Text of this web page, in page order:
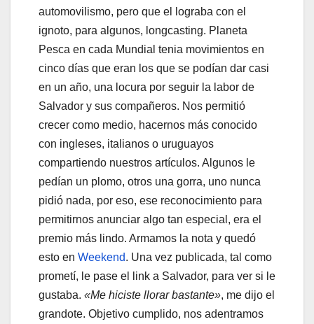
automovilismo, pero que el lograba con el
ignoto, para algunos, longcasting. Planeta
Pesca en cada Mundial tenia movimientos en
cinco días que eran los que se podían dar casi
en un año, una locura por seguir la labor de
Salvador y sus compañeros. Nos permitió
crecer como medio, hacernos más conocido
con ingleses, italianos o uruguayos
compartiendo nuestros artículos. Algunos le
pedían un plomo, otros una gorra, uno nunca
pidió nada, por eso, ese reconocimiento para
permitirnos anunciar algo tan especial, era el
premio más lindo. Armamos la nota y quedó
esto en Weekend. Una vez publicada, tal como
prometí, le pase el link a Salvador, para ver si le
gustaba. «Me hiciste llorar bastante», me dijo el
grandote. Objetivo cumplido, nos adentramos